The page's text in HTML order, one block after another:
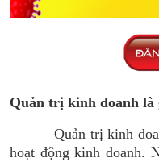
Quản trị kinh doanh là
Quản trị kinh doanh
hoạt động kinh doanh.